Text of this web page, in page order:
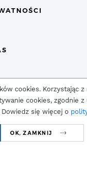
cookies. Korzystając z
cookies, zgodnie z
się więcej o
OK, ZAMKNIJ